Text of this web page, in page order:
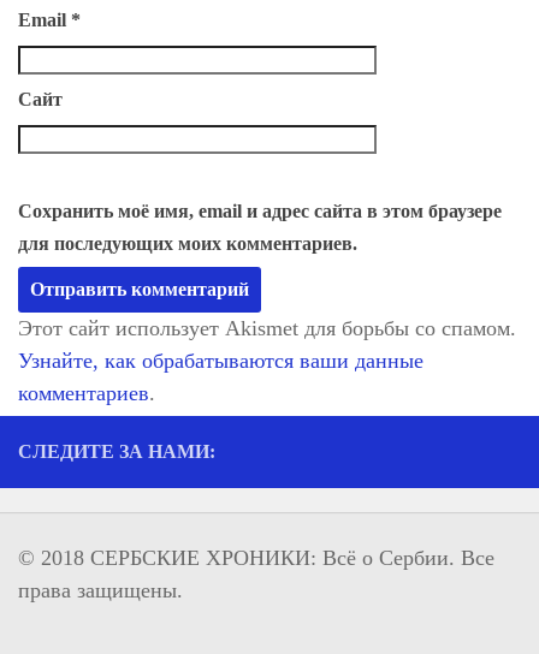
Email *
Сайт
Сохранить моё имя, email и адрес сайта в этом браузере
для последующих моих комментариев.
Этот сайт использует Akismet для борьбы со спамом.
Узнайте, как обрабатываются ваши данные
комментариев.
СЛЕДИТЕ ЗА НАМИ:
© 2018 СЕРБСКИЕ ХРОНИКИ: Всё о Сербии. Все
права защищены.